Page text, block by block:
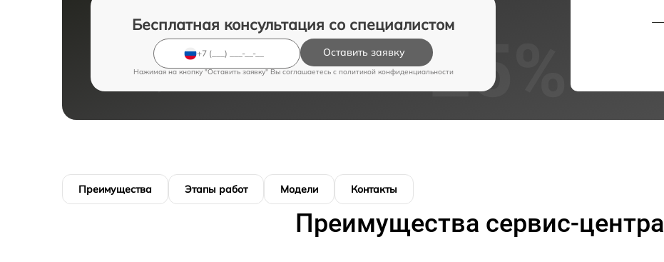
Бесплатная консультация со специалистом
Оставить заявку
Нажимая на кнопку "Оставить заявку" Вы соглашаетесь c политикой конфиденциальности
Преимущества Этапы работ Модели Контакты
Преимущества сервис-центра